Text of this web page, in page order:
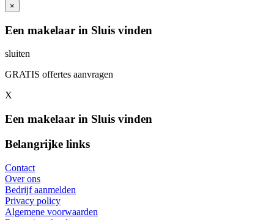
×
Een makelaar in Sluis vinden
sluiten
GRATIS offertes aanvragen
X
Een makelaar in Sluis vinden
Belangrijke links
Contact
Over ons
Bedrijf aanmelden
Privacy policy
Algemene voorwaarden